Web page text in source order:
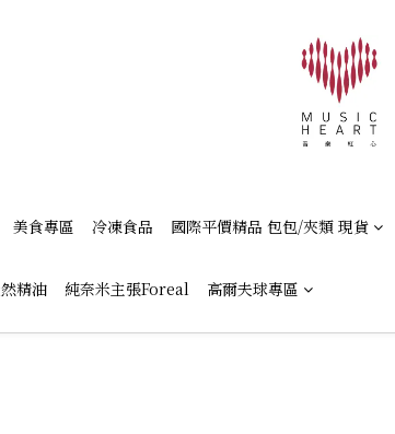
美食專區 冷凍食品 國際平價精品 包包/夾類 現貨
精油 純奈米主張Foreal 高爾夫球專區